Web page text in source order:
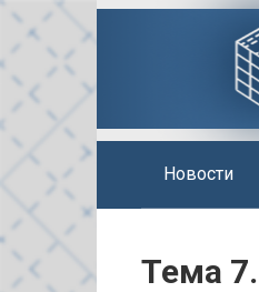
Перейти
контенту
Новости
Тема